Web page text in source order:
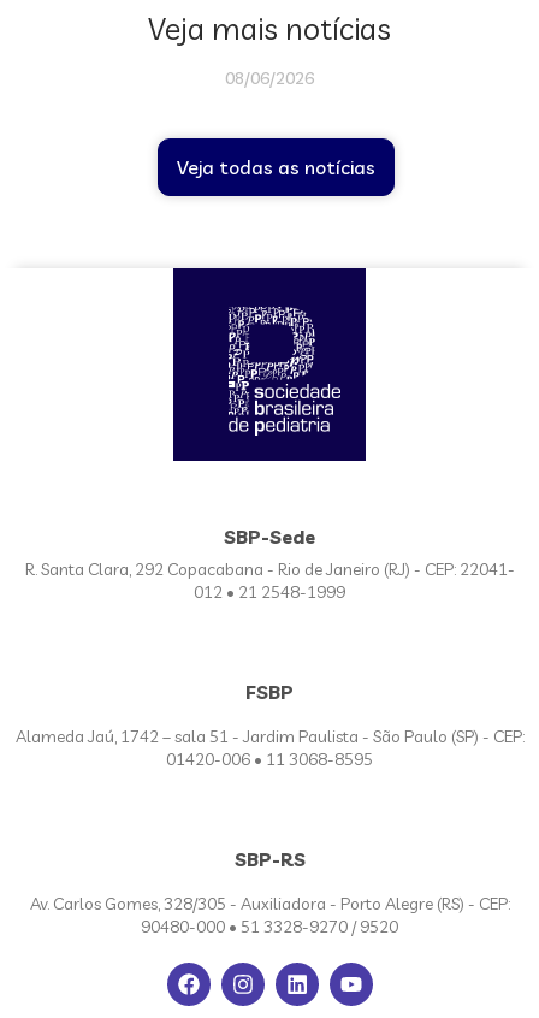
Veja mais notícias
08/06/2026
Veja todas as notícias
SBP-Sede
R. Santa Clara, 292 Copacabana - Rio de Janeiro (RJ) - CEP: 22041-
012 • 21 2548-1999
FSBP
Alameda Jaú, 1742 – sala 51 - Jardim Paulista - São Paulo (SP) - CEP:
01420-006 • 11 3068-8595
SBP-RS
Av. Carlos Gomes, 328/305 - Auxiliadora - Porto Alegre (RS) - CEP:
90480-000 • 51 3328-9270 / 9520